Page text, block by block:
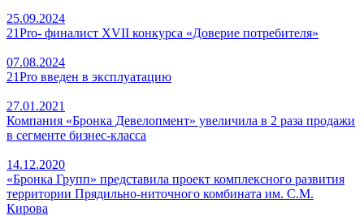
25.09.2024
21Pro- финалист XVII конкурса «Доверие потребителя»
07.08.2024
21Pro введен в эксплуатацию
27.01.2021
Компания «Бронка Девелопмент» увеличила в 2 раза продажи
в сегменте бизнес-класса
14.12.2020
«Бронка Групп» представила проект комплексного развития
территории Прядильно-ниточного комбината им. С.М.
Кирова